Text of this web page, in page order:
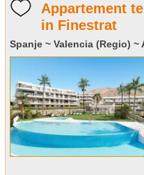
Appartement
in Finestrat
Spanje ~ Valencia (Regio)